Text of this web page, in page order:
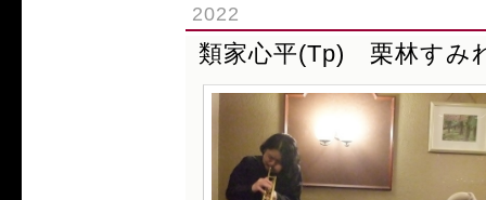
2022
類家心平(Tp) 栗林すみ